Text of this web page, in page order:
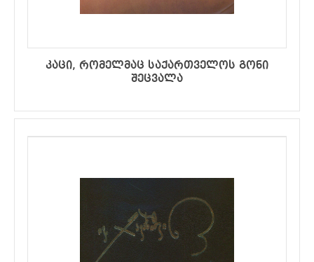
კაცი, რომელმაც საქართველოს გონი
შეცვალა